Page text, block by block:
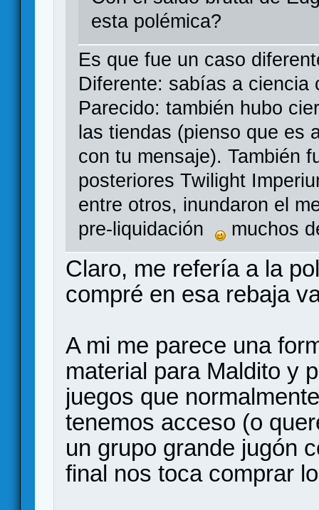
esta polémica?
Es que fue un caso
Diferente: sabías a ciencia
Parecido: también hubo
las tiendas (pienso que es
con tu mensaje). También
posteriores Twilight
entre otros, inundaron el
pre-liquidación
muchos
Claro, me refería a la
compré en esa rebaja
A mi me parece una
material para Maldito y
juegos que
tenemos acceso (o
un grupo grande jugón
final nos toca comprar